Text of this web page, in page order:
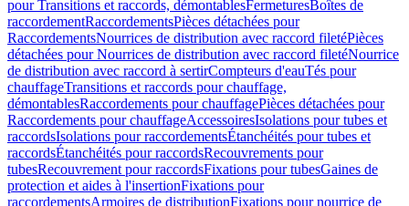
pour Transitions et raccords, démontablesFermeturesBoîtes de
raccordementRaccordementsPièces détachées pour
RaccordementsNourrices de distribution avec raccord filetéPièces
détachées pour Nourrices de distribution avec raccord filetéNourrice
de distribution avec raccord à sertirCompteurs d'eauTés pour
chauffageTransitions et raccords pour chauffage,
démontablesRaccordements pour chauffagePièces détachées pour
Raccordements pour chauffageAccessoiresIsolations pour tubes et
raccordsIsolations pour raccordementsÉtanchéités pour tubes et
raccordsÉtanchéités pour raccordsRecouvrements pour
tubesRecouvrement pour raccordsFixations pour tubesGaines de
protection et aides à l'insertionFixations pour
raccordementsArmoires de distributionFixations pour nourrice de